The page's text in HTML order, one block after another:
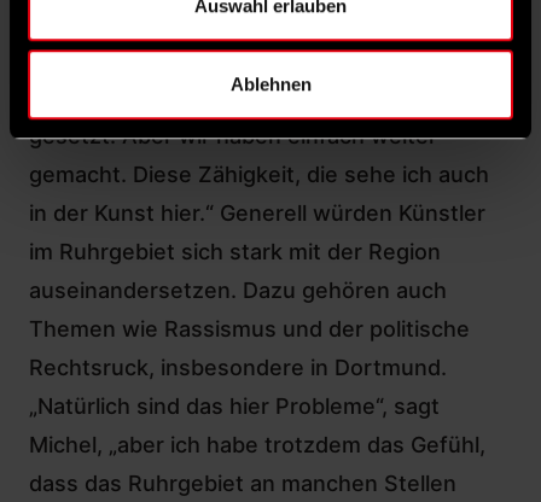
Auswahl erlauben
Ablehnen
Hagen sieht Michel als gutes Beispiel für die
Ruhrgebietsmentalität: „Die Stadt Hagen hat
viele Fehler gemacht, das Theater aufs Spiel
gesetzt. Aber wir haben einfach weiter
gemacht. Diese Zähigkeit, die sehe ich auch
in der Kunst hier.“ Generell würden Künstler
im Ruhrgebiet sich stark mit der Region
auseinandersetzen. Dazu gehören auch
Themen wie Rassismus und der politische
Rechtsruck, insbesondere in Dortmund.
„Natürlich sind das hier Probleme“, sagt
Michel, „aber ich habe trotzdem das Gefühl,
dass das Ruhrgebiet an manchen Stellen